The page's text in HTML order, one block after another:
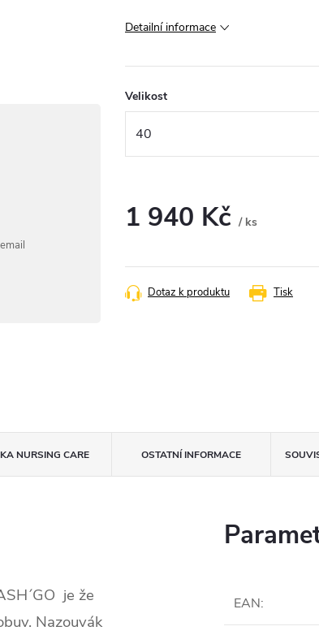
Detailní informace
Velikost
1 940 Kč / ks
Tisk
Dotaz k produktu
NURSING CARE OSTATNÍ INFORMACE
je že
Nazouvák
EAN: